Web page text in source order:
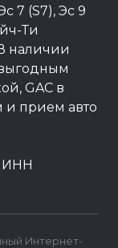
7 (S7), Эс 9
Ти
В наличии
GAC в
прием авто
ИНН
Интернет-